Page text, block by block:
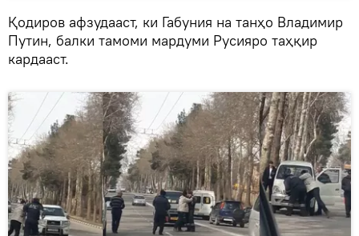
Қодиров афзудааст, ки Габуния на танҳо Владимир
Путин, балки тамоми мардуми Русияро таҳқир
кардааст.